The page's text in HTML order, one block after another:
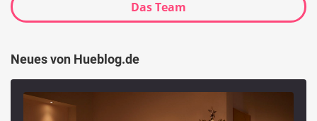
Das Team
Neues von Hueblog.de